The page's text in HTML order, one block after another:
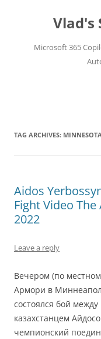
Vlad's
Microsoft 365
TAG ARCHIVES:
Aidos
Fight Video
2022
Leave a reply
Вечером (по
Армори в
состоялся бой
казахстанцем
чемпионский